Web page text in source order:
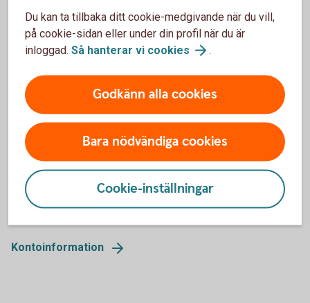
Ditt företags bankgironummer är allt dina kunder behöver
för att betala dina fakturor. Du kan enkelt byta konto men
ändå behålla samma bankgironummer.
Bankgiro
Kontoinformation
Vi erbjuder färdiga rapporter och möjlighet till att skapa
egna rapporter som kan exporteras till ekonomisystemet.
Flera sök- och sorteringsfunktioner som underlättar det
Kontoinformation
Du kan ta tillbaka ditt cookie-medgivande när du vill,
på cookie-sidan eller under din profil när du är
inloggad. Så hanterar vi cookies .
Godkänn alla cookies
Bara nödvändiga cookies
Cookie-inställningar